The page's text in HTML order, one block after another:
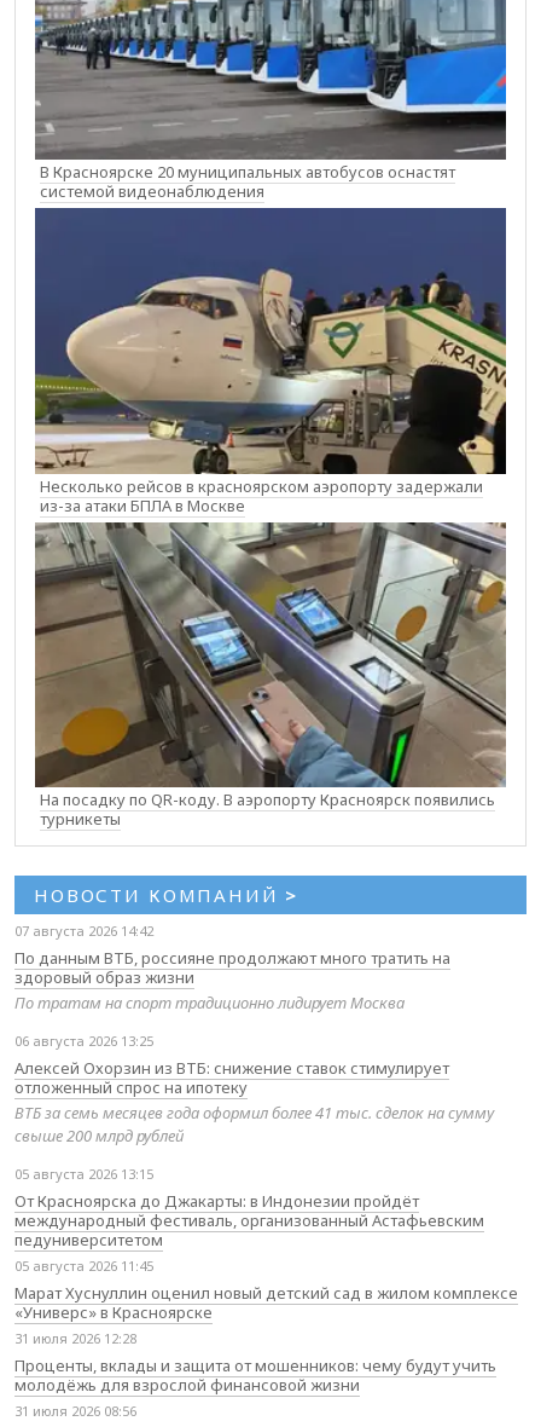
В Красноярске 20 муниципальных автобусов оснастят
системой видеонаблюдения
Несколько рейсов в красноярском аэропорту задержали
из-за атаки БПЛА в Москве
На посадку по QR-коду. В аэропорту Красноярск появились
турникеты
НОВОСТИ КОМПАНИЙ >
07 августа 2026 14:42
По данным ВТБ, россияне продолжают много тратить на
здоровый образ жизни
По тратам на спорт традиционно лидирует Москва
06 августа 2026 13:25
Алексей Охорзин из ВТБ: снижение ставок стимулирует
отложенный спрос на ипотеку
ВТБ за семь месяцев года оформил более 41 тыс. сделок на сумму
свыше 200 млрд рублей
05 августа 2026 13:15
От Красноярска до Джакарты: в Индонезии пройдёт
международный фестиваль, организованный Астафьевским
педуниверситетом
05 августа 2026 11:45
Марат Хуснуллин оценил новый детский сад в жилом комплексе
«Универс» в Красноярске
31 июля 2026 12:28
Проценты, вклады и защита от мошенников: чему будут учить
молодёжь для взрослой финансовой жизни
31 июля 2026 08:56